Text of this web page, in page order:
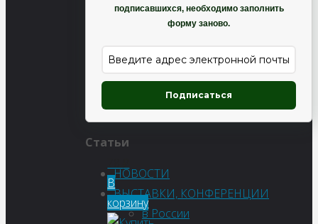
Томат
Ананас
В
корзину
подписавшихся, необходимо заполнить
форму заново.
Подписаться
Статьи
НОВОСТИ
ВЫСТАВКИ, КОНФЕРЕНЦИИ
в России